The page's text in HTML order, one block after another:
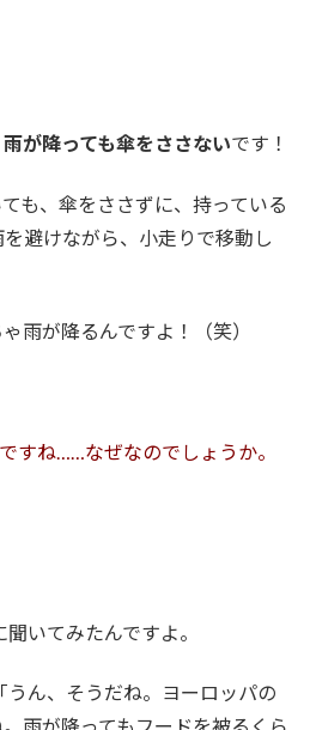
が降っても傘をささないです！
も、傘をささずに、持っている
避けながら、小走りで移動し
雨が降るんですよ！（笑）
すね……なぜなのでしょうか。
聞いてみたんですよ。
うん、そうだね。ヨーロッパの